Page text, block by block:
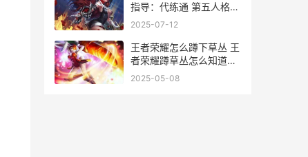
指导：代练通 第五人格
2020年新角色
2025-07-12
王者荣耀怎么蹲下草丛 王
者荣耀蹲草丛怎么知道漏
视野了
2025-05-08